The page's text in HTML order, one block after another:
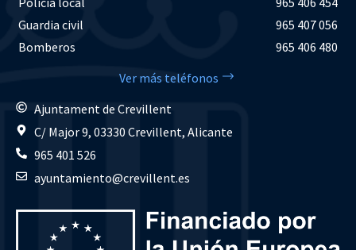
Guardia civil
965 407 056
Bomberos
965 406 480
Ver más teléfonos
Ajuntament de Crevillent
C/ Major 9, 03330 Crevillent, Alicante
965 401 526
ayuntamiento@crevillent.es